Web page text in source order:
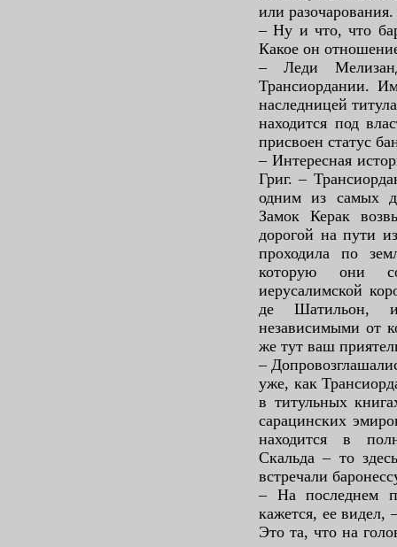
или разочарования.
– Ну и что, что
Какое он
– Леди
Трансиордании.
наследницей
находится под
присвоен статус
– Интересная
Григ. –
одним из самых
Замок Керак
дорогой на пути
проходила по
которую они
иерусалимской
де Шатильон, и
независимыми от
же тут ваш
–
уже, как
в титульных
сарацинских
находится в
Скальда – то
встречали
– На последнем
кажется, ее видел,
Это та, что на